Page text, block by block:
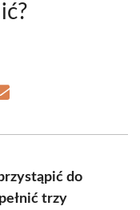
do
trzy